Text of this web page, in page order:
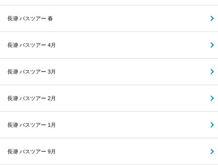
長瀞 バスツアー 春
長瀞 バスツアー 4月
長瀞 バスツアー 3月
長瀞 バスツアー 2月
長瀞 バスツアー 1月
長瀞 バスツアー 9月